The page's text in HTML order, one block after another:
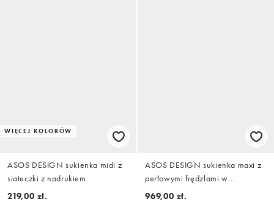
WIĘCEJ KOLORÓW
ASOS DESIGN sukienka midi z
siateczki z nadrukiem
219,00 zł.
ASOS DESIGN sukienka maxi z
perłowymi frędzlami w
jasnoszarym kolorze
969,00 zł.